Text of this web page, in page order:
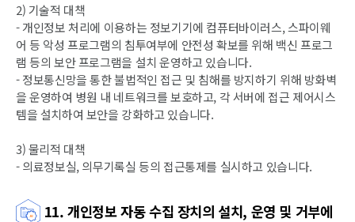
2) 기술적 대책
- 개인정보 처리에 이용하는 정보기기에 컴퓨터바이러스, 스파이웨
어 등 악성 프로그램의 침투여부에 안전성 확보를 위해 백신 프로그
램 등의 보안 프로그램을 설치 운영하고 있습니다.
- 정보통신망을 통한 불법적인 접근 및 침해를 방지하기 위해 방화벽
을 운영하여 병원 내 네트워크를 보호하고, 각 서버에 접근 제어시스
템을 설치하여 보안을 강화하고 있습니다.
3) 물리적 대책
- 의료정보실, 의무기록실 등의 접근통제를 실시하고 있습니다.
11. 개인정보 자동 수집 장치의 설치, 운영 및 거부에